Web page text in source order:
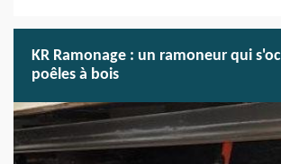
KR Ramonage : un ramoneur qui
poêles à bois